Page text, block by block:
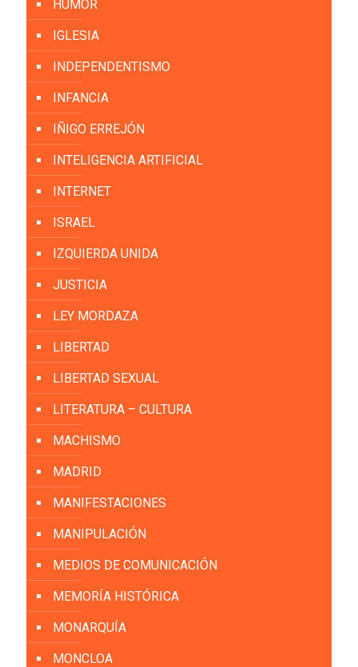
HUMOR
IGLESIA
INDEPENDENTISMO
INFANCIA
IÑIGO ERREJÓN
INTELIGENCIA ARTIFICIAL
INTERNET
ISRAEL
IZQUIERDA UNIDA
JUSTICIA
LEY MORDAZA
LIBERTAD
LIBERTAD SEXUAL
LITERATURA – CULTURA
MACHISMO
MADRID
MANIFESTACIONES
MANIPULACIÓN
MEDIOS DE COMUNICACIÓN
MEMORÍA HISTÓRICA
MONARQUÍA
MONCLOA